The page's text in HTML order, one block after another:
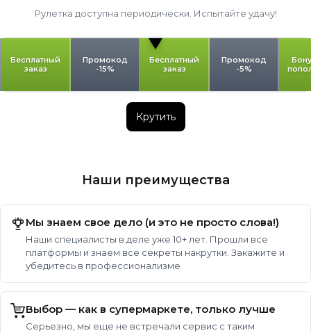
Рулетка доступна периодически. Испытайте удачу!
Бесплатный
заказ
Промокод
-15%
Бесплатный
заказ
Промокод
-5%
Крутить
Наши преимущества
Мы знаем свое дело (и это не просто слова!)
Наши специалисты в деле уже 10+ лет. Прошли все
платформы и знаем все секреты накрутки. Закажите и
убедитесь в профессионализме
Выбор — как в супермаркете, только лучше
Серьезно, мы еще не встречали сервис с таким